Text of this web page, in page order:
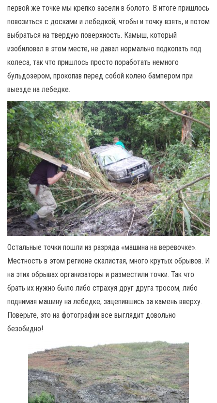
первой же точке мы крепко засели в болото. В итоге пришлось
повозиться с досками и лебедкой, чтобы и точку взять, и потом
выбраться на твердую поверхность. Камыш, который
изобиловал в этом месте, не давал нормально подкопать под
колеса, так что пришлось просто поработать немного
бульдозером, прокопав перед собой колею бампером при
выезде на лебедке.
Остальные точки пошли из разряда «машина на веревочке».
Местность в этом регионе скалистая, много крутых обрывов. И
на этих обрывах организаторы и разместили точки. Так что
брать их нужно было либо страхуя друг друга тросом, либо
поднимая машину на лебедке, зацепившись за камень вверху.
Поверьте, это на фотографии все выглядит довольно
безобидно!